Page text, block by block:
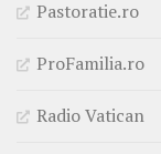
Pastoratie.ro
ProFamilia.ro
Radio Vatican